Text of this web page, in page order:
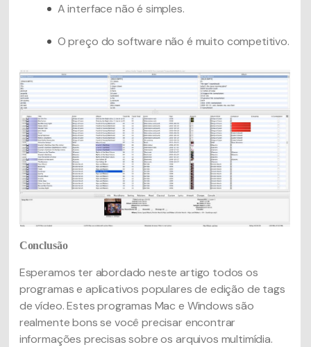
A interface não é simples.
O preço do software não é muito competitivo.
Conclusão
Esperamos ter abordado neste artigo todos os
programas e aplicativos populares de edição de tags
de vídeo. Estes programas Mac e Windows são
realmente bons se você precisar encontrar
informações precisas sobre os arquivos multimídia.